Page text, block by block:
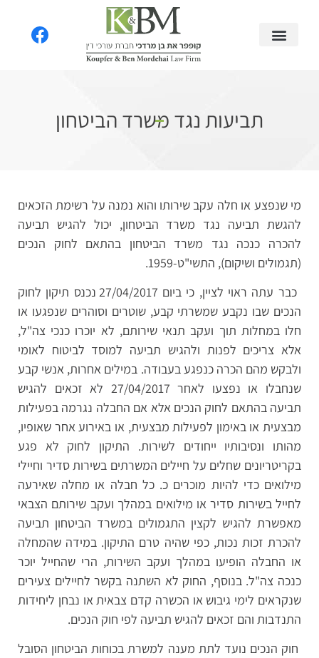
תביעות נגד משרד הביטחון
מי שנפצע או חלה עקב שירותו והוא נמנה על רשימת הזכאים
להגשת תביעה נגד משרד הביטחון, יכול להגיש תביעה
להכרה כנכה נגד משרד הביטחון בהתאם לחוק הנכים
(תגמולים ושיקום), התשי"ט-1959.
כבר עתה ראוי לציין, כי ביום 27/04/2017 נכנס תיקון לחוק
הנכים שבו נקבע שמשרתי קבע, שוטרים וסוהרים שנפגעו או
חלו במחלות תוך ועקב תנאי שירותם, לא יוכרו כנכי צה"ל,
אלא צריכים לפנות ולהגיש תביעה למוסד לביטוח לאומי
ולבקש מהם הכרה כנפגע בעבודה. במילים אחרות, אנשי קבע
שנחבלו או נפצעו לאחר 27/04/2017 לא זכאים להגיש
תביעה בהתאם לחוק הנכים אלא אם החבלה נגרמה בפעילות
מבצעית או באימון לפעילות מבצעית, או באירוע אחר שאופיו,
מהותו ונסיבותיו ייחודים לשירות. התיקון לחוק לא פגע
בקריטריונים שחלים על חיילים המשרתים בשירות סדיר וחיילי
מילואים כדי להיות מוכרים כ. כל חבלה או מחלה שאירעה
לחייל בשירות סדיר או מילואים במהלך ועקב שירותם הצבאי
מאפשרת להגיש לקצין התגמולים במשרד הביטחון תביעה
להכרת זכות נכות, כפי שהיה טרם התיקון. במידה שהמחלה
או החבלה הופיעו במהלך ועקב השירות, הרי שהחייל יוכר
כנכה צה"ל. בנוסף, החוק לא השתנה בקשר לחיילים צעירים
שנקראים לימי גיבוש או הכשרה קדם צבאית או נבחן ליחידות
התנדבות והם זכאים להגיש תביעה לפי חוק הנכים.
חוק הנכים נועד לתת מענה למשרת בכוחות הביטחון הסובל